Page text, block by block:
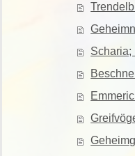
Scharia;